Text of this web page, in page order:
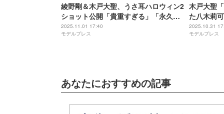
綾野剛＆木戸大聖、うさ耳ハロウィン2
ショット公開「貴重すぎる」「永久保
存したい」と話題
2025.11.01 17:40
モデルプレス
木戸大聖
た八木莉
の中に
ぎる」の声
2025.10.31
モデルプレス
あなたにおすすめの記事